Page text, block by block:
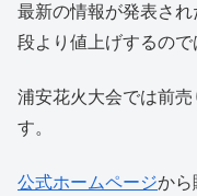
最新の情報が発表さ
段より値上げするので
浦安花火大会では前
す。
公式ホームページから